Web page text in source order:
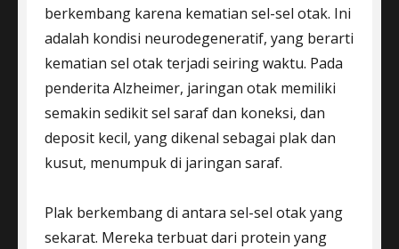
berkembang karena kematian sel-sel otak. Ini
adalah kondisi neurodegeneratif, yang berarti
kematian sel otak terjadi seiring waktu. Pada
penderita Alzheimer, jaringan otak memiliki
semakin sedikit sel saraf dan koneksi, dan
deposit kecil, yang dikenal sebagai plak dan
kusut, menumpuk di jaringan saraf.
Plak berkembang di antara sel-sel otak yang
sekarat. Mereka terbuat dari protein yang